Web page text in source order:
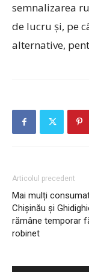
semnalizarea
de lucru și, pe
alternative,
Articolul precedent
Mai mulți
Chișinău și
rămâne temporar
robinet